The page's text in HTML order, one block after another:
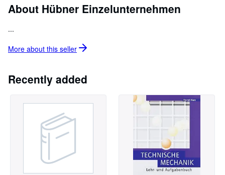
Start Selling
About Hübner Einzelunternehmen
...
More about this seller
Recently added